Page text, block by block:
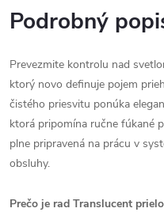
Podrobný
Prevezmite kontrolu nad
ktorý novo definuje pojem
čistého priesvitu ponúka
ktorá pripomína ručne fúkané
plne pripravená na prácu v
obsluhy.
Prečo je rad Translucent